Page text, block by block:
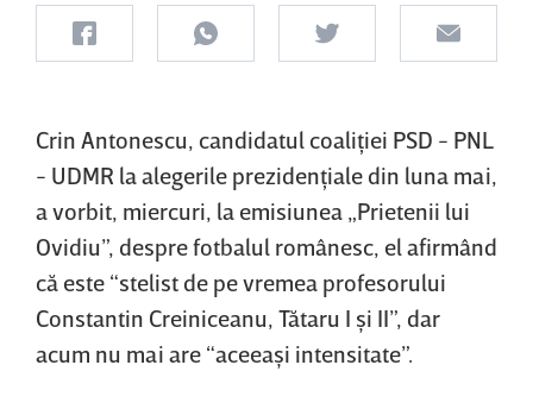
Crin Antonescu, candidatul coaliţiei PSD - PNL
- UDMR la alegerile prezidenţiale din luna mai,
a vorbit, miercuri, la emisiunea „Prietenii lui
Ovidiu”, despre fotbalul românesc, el afirmând
că este “stelist de pe vremea profesorului
Constantin Creiniceanu, Tătaru I şi II”, dar
acum nu mai are “aceeaşi intensitate”.